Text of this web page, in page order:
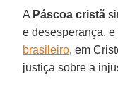
A Páscoa cristã
e desesperança,
brasileiro, em
justiça sobre a